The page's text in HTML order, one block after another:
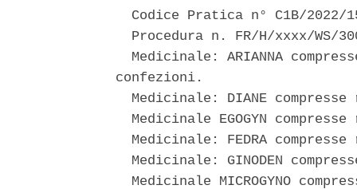
Codice Pratica n° C1B/2022/
Procedura n. FR/H/xxxx/WS/
Medicinale: ARIANNA
confezioni.
Medicinale: DIANE
Medicinale EGOGYN
Medicinale: FEDRA
Medicinale: GINODEN
Medicinale MICROGYNO